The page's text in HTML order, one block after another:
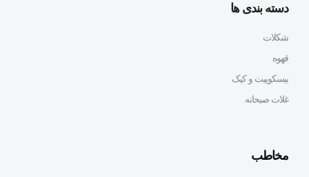
دسته بندی ها
شکلات
قهوه
بیسکوییت و کیک
غلات صبحانه
مخاطب